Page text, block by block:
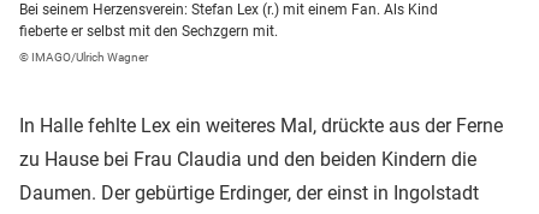
Bei seinem Herzensverein: Stefan Lex (r.) mit einem Fan. Als Kind
fieberte er selbst mit den Sechzgern mit.
© IMAGO/Ulrich Wagner
In Halle fehlte Lex ein weiteres Mal, drückte aus der Ferne
zu Hause bei Frau Claudia und den beiden Kindern die
Daumen. Der gebürtige Erdinger, der einst in Ingolstadt